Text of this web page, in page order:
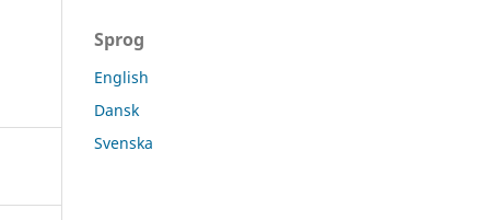
Sprog
English
Dansk
Svenska